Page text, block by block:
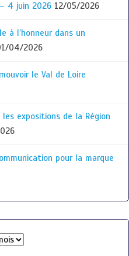
4 juin 2026 12/05/2026
à l’honneur dans un
04/2026
le Val de Loire
expositions de la Région
pour la marque